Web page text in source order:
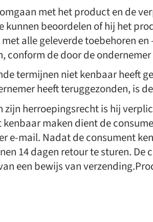
met het product en de
beoordelen of hij het
alle geleverde toebehoren
conform de door de
termijnen niet kenbaar heeft
heeft teruggezonden, is
herroepingsrecht is hij
maken dient de
e-mail. Nadat de consument
14 dagen retour te sturen. De
een bewijs van